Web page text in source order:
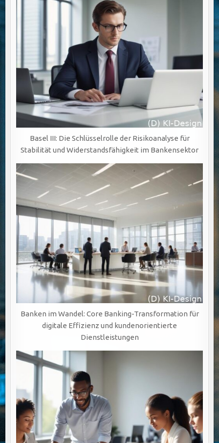
Basel III: Die Schlüsselrolle der Risikoanalyse für
Stabilität und Widerstandsfähigkeit im Bankensektor
Banken im Wandel: Core Banking-Transformation für
digitale Effizienz und kundenorientierte
Dienstleistungen